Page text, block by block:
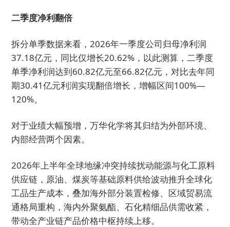
二季度净利翻倍
拆分单季数据来看，2026年一季度公司归母净利润
37.18亿元，同比仅增长20.62%，以此测算，二季度
单季净利润达到60.82亿元至66.82亿元，对比去年同
期30.41亿元利润实现翻倍增长，增幅区间100%—
120%。
对于业绩大幅预增，万华化学将其归结为外部环境、
内部经营两个因素。
2026年上半年全球地缘冲突持续扰动能源与化工原料
供应链，原油、煤炭等基础原料供给波动推升全球化
工品生产成本，叠加海外部分装置检修、区域贸易流
通格局重构，海内外聚氨酯、石化精细品供需收紧，
带动全产业链产品价格中枢持续上移。